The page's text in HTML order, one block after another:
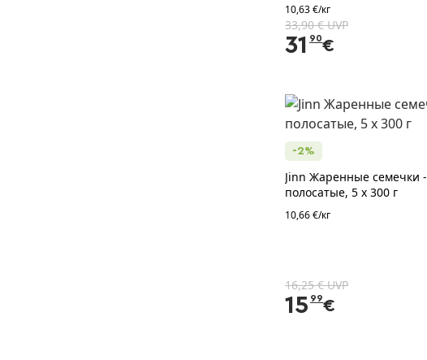
10,63 €/кг
33,90 € UVP
31 90€
-2%
Jinn Жаренные семечки -
полосатые, 5 x 300 г
10,66 €/кг
16,25 € UVP
15 99€